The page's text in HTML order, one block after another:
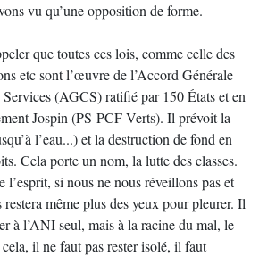
vu qu’une opposition de forme.
que toutes ces lois, comme celle des
etc sont l’œuvre de l’Accord Générale
(AGCS) ratifié par 150 États et en
Jospin (PS-PCF-Verts). Il prévoit la
l’eau...) et la destruction de fond en
Cela porte un nom, la lutte des classes.
l’esprit, si nous ne nous réveillons pas et
même plus des yeux pour pleurer. Il
à l’ANI seul, mais à la racine du mal, le
il ne faut pas rester isolé, il faut